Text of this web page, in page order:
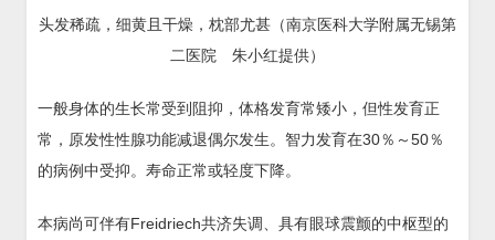
头发稀疏，细黄且干燥，枕部尤甚（南京医科大学附属无锡第
二医院 朱小红提供）
一般身体的生长常受到阻抑，体格发育常矮小，但性发育正
常，原发性性腺功能减退偶尔发生。智力发育在30％～50％
的病例中受抑。寿命正常或轻度下降。
本病尚可伴有Freidriech共济失调、具有眼球震颤的中枢型的